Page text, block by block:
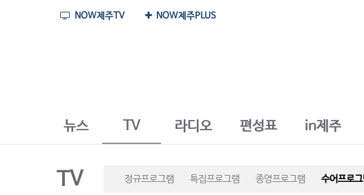
NOW제주PLUS
NOW제주TV
뉴스 TV 라디오 편성표 in제주
TV 정규프로그램 특집프로그램 종영프로그램 수어프로